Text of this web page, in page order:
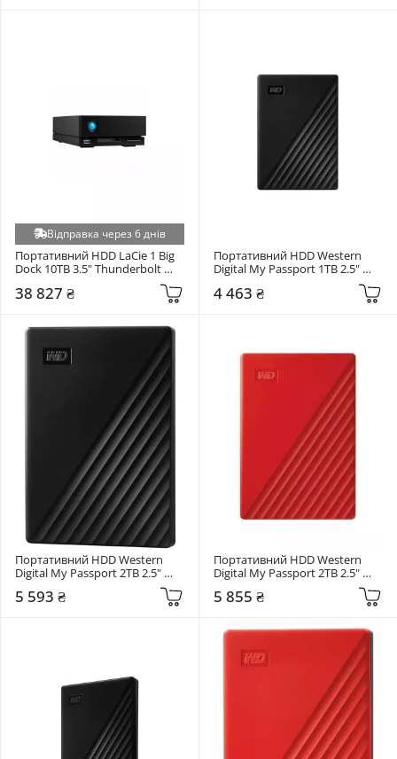
Відправка через 6 днів
Портативний HDD LaCie 1 Big
Dock 10TB 3.5" Thunderbolt
38 827 ₴
Портативний HDD Western
Digital My Passport 1TB 2.5"
(WDBYVG0010BBK-WESN)
4 463 ₴
Портативний HDD Western
Digital My Passport 2TB 2.5"
(WDBYVG0020BBK-WESN)
5 593 ₴
Портативний HDD Western
Digital My Passport 2TB 2.5"
USB 3.0 Red (WDBYVG0020BRD-
WESN)
5 855 ₴